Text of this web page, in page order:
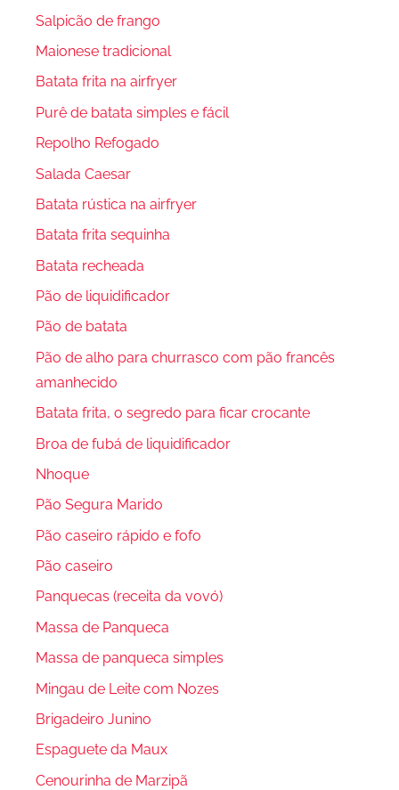
Salpicão de frango
Maionese tradicional
Batata frita na airfryer
Purê de batata simples e fácil
Repolho Refogado
Salada Caesar
Batata rústica na airfryer
Batata frita sequinha
Batata recheada
Pão de liquidificador
Pão de batata
Pão de alho para churrasco com pão francês
amanhecido
Batata frita, o segredo para ficar crocante
Broa de fubá de liquidificador
Nhoque
Pão Segura Marido
Pão caseiro rápido e fofo
Pão caseiro
Panquecas (receita da vovó)
Massa de Panqueca
Massa de panqueca simples
Mingau de Leite com Nozes
Brigadeiro Junino
Espaguete da Maux
Cenourinha de Marzipã